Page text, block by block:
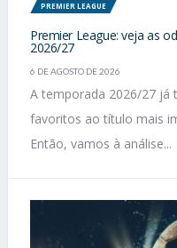
PREMIER LEAGUE
Premier League: veja as
2026/27
6 DE AGOSTO DE 2026
A temporada 2026/27 já
favoritos ao título mais
Então, vamos à análise...